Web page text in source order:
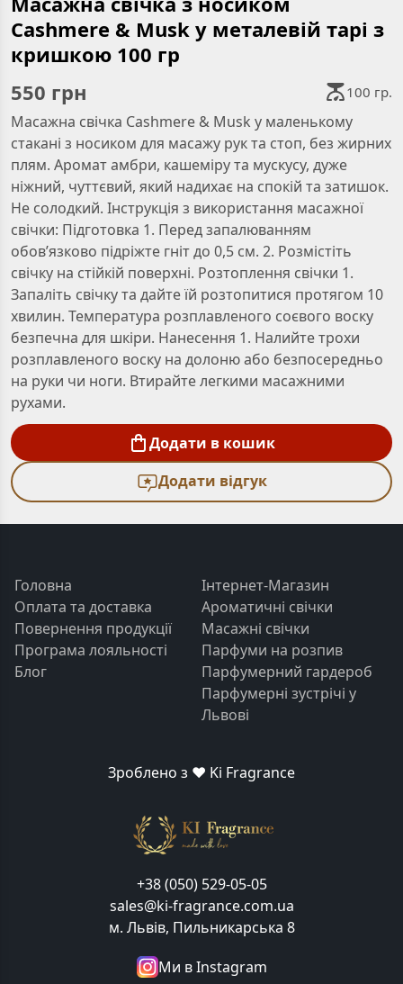
Cashmere & Musk у металевій тарі з
кришкою 100 гр
550 грн 100 гр.
Масажна свічка Cashmere & Musk у маленькому
стакані з носиком для масажу рук та стоп, без жирних
плям. Аромат амбри, кашеміру та мускусу, дуже
ніжний, чуттєвий, який надихає на спокій та затишок.
Не солодкий. Інструкція з використання масажної
свічки: Підготовка 1. Перед запалюванням
обов’язково підріжте гніт до 0,5 см. 2. Розмістіть
свічку на стійкій поверхні. Розтоплення свічки 1.
Запаліть свічку та дайте їй розтопитися протягом 10
хвилин. Температура розплавленого соєвого воску
безпечна для шкіри. Нанесення 1. Налийте трохи
розплавленого воску на долоню або безпосередньо
на руки чи ноги. Втирайте легкими масажними
рухами.
Додати в кошик
Додати відгук
Головна
Оплата та доставка
Повернення продукції
Програма лояльності
Блог
Інтернет-Магазин
Ароматичні свічки
Масажні свічки
Парфуми на розпив
Парфумерний гардероб
Парфумерні зустрічі у
Львові
Зроблено з ❤️ Ki Fragrance
+38 (050) 529-05-05
sales@ki-fragrance.com.ua
м. Львів, Пильникарська 8
Ми в Instagram